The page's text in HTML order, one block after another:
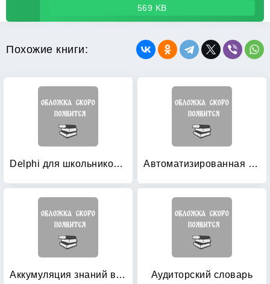
569 KB
Похожие книги:
Delphi для школьников: Учебно-методическое пособие Автоматизированная система научно-технической информации — разработка и эксплуатация
Аккумуляция знаний в информационном пространстве предприятий региона Аудиторский словарь